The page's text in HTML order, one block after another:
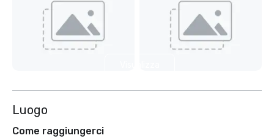
Luogo
Come raggiungerci